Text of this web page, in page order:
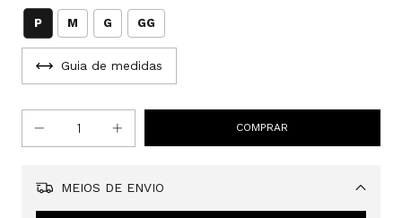
P M G GG
Guia de medidas
MEIOS DE ENVIO